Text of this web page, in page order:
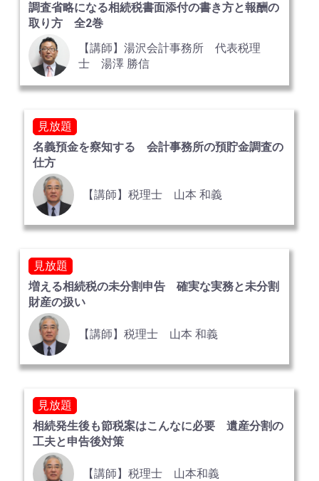
調査省略になる相続税書面添付の書き方と報酬の
取り方 全2巻
【講師】湯沢会計事務所 代表税理
士 湯澤 勝信
見放題
名義預金を察知する 会計事務所の預貯金調査の
仕方
【講師】税理士 山本 和義
見放題
増える相続税の未分割申告 確実な実務と未分割
財産の扱い
【講師】税理士 山本 和義
見放題
相続発生後も節税案はこんなに必要 遺産分割の
工夫と申告後対策
【講師】税理士 山本和義